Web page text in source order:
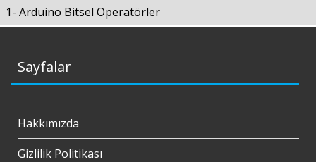
1- Arduino Bitsel Operatörler
Sayfalar
Hakkımızda
Gizlilik Politikası